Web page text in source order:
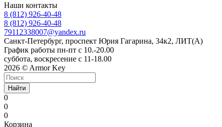
Наши контакты
8 (812) 926-40-48
8 (812) 926-40-48
79112338007@yandex.ru
Санкт-Петербург, проспект Юрия Гагарина, 34к2, ЛИТ(А)
График работы пн-пт с 10.-20.00
суббота, воскресение с 11-18.00
2026 © Armor Key
Найти
0
0
0
Корзина